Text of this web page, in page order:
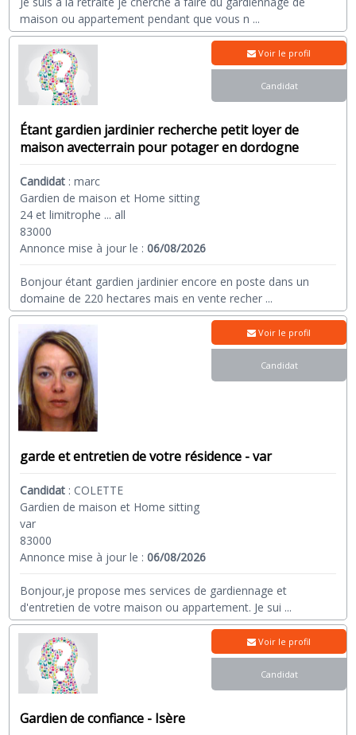
maison ou appartement pendant que vous n ...
Étant gardien jardinier recherche petit loyer de
maison avecterrain pour potager en dordogne
Candidat :marc
Gardien de maison et Home sitting
24 et limitrophe ... all
83000
Annonce mise à jour le :06/08/2026
Bonjour étant gardien jardinier encore en poste dans un
domaine de 220 hectares mais en vente recher ...
Voir le profil
Candidat
garde et entretien de votre résidence - var
Candidat : COLETTE
Gardien de maison et Home sitting
var
83000
Annonce mise à jour le :06/08/2026
Bonjour,je propose mes services de gardiennage et
d'entretien de votre maison ou appartement. Je sui ...
Voir le profil
Candidat
Gardien de confiance - Isère
Voir le profil
Candidat